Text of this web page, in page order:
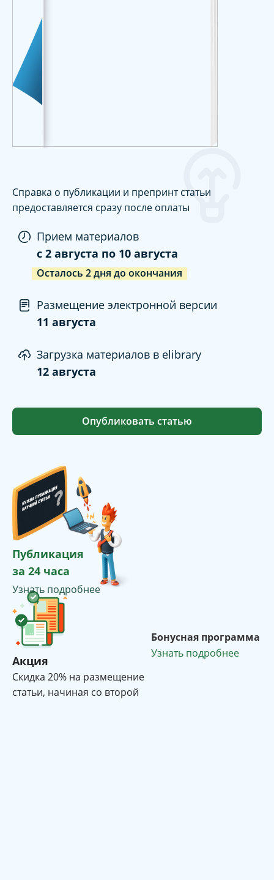
Справка о публикации и препринт статьи
предоставляется сразу после оплаты
Прием материалов
c 2 августа по 10 августа
Осталось 2дня до окончания
Размещение электронной версии
11 августа
Загрузка материалов в elibrary
12 августа
Опубликовать статью
Публикация
за 24 часа
Узнать подробнее
Акция
Cкидка 20% на размещение
статьи, начиная со второй
Бонусная программа
Узнать подробнее